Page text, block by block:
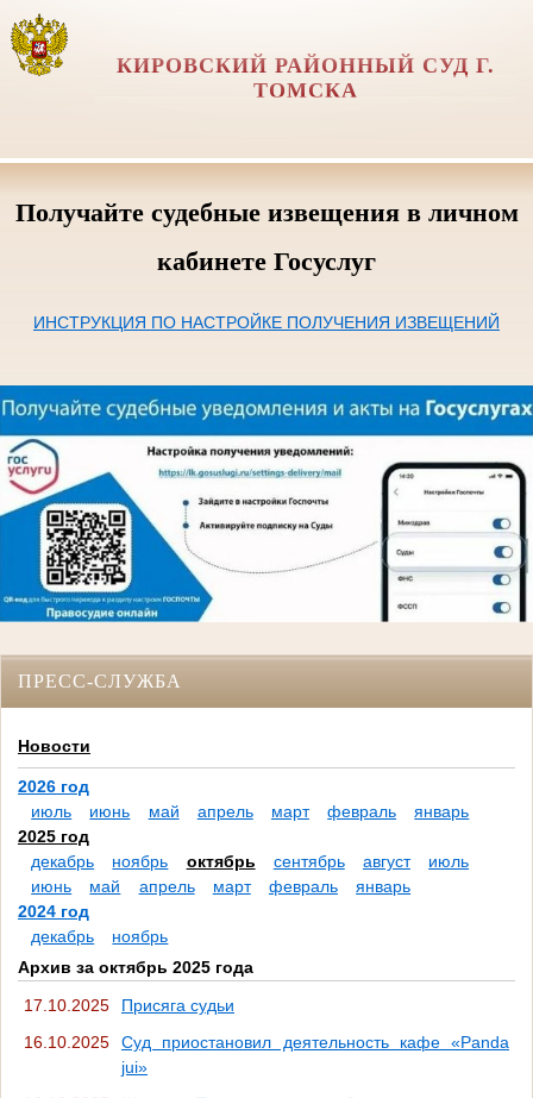
КИРОВСКИЙ РАЙОННЫЙ СУД Г.
ТОМСКА
Получайте судебные извещения в личном
кабинете Госуслуг
ИНСТРУКЦИЯ ПО НАСТРОЙКЕ ПОЛУЧЕНИЯ ИЗВЕЩЕНИЙ
ПРЕСС-СЛУЖБА
Новости
2026 год
июль
июнь май апрель март февраль
январь
2025 год
декабрь
ноябрь октябрь сентябрь август
июль
июнь
май апрель март февраль
январь
2024 год
декабрь
ноябрь
Архив за октябрь 2025 года
17.10.2025
Присяга судьи
16.10.2025
Суд приостановил деятельность кафе «Panda
jui»